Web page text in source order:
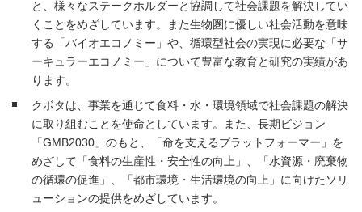
と、様々なステークホルダーと協調して社会課題を解決してい
くことをめざしています。また生物圏に優しい社会活動を意味
する「バイオエコノミー」や、循環型社会の実現に必要な「サ
ーキュラーエコノミー」について豊富な教育と研究の実績があ
ります。
クボタは、事業を通じて食料・水・環境領域で社会課題の解決
に取り組むことを使命としています。また、長期ビジョン
「GMB2030」のもと、「命を支えるプラットフォーマー」を
めざして「食料の生産性・安全性の向上」、「水資源・廃棄物
の循環の促進」、「都市環境・生活環境の向上」に向けたソリ
ューションの提供をめざしています。